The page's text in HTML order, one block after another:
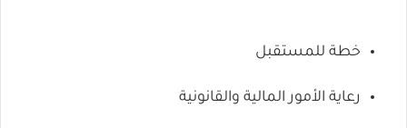
خطة للمستقبل
رعاية الأمور المالية والقانونية